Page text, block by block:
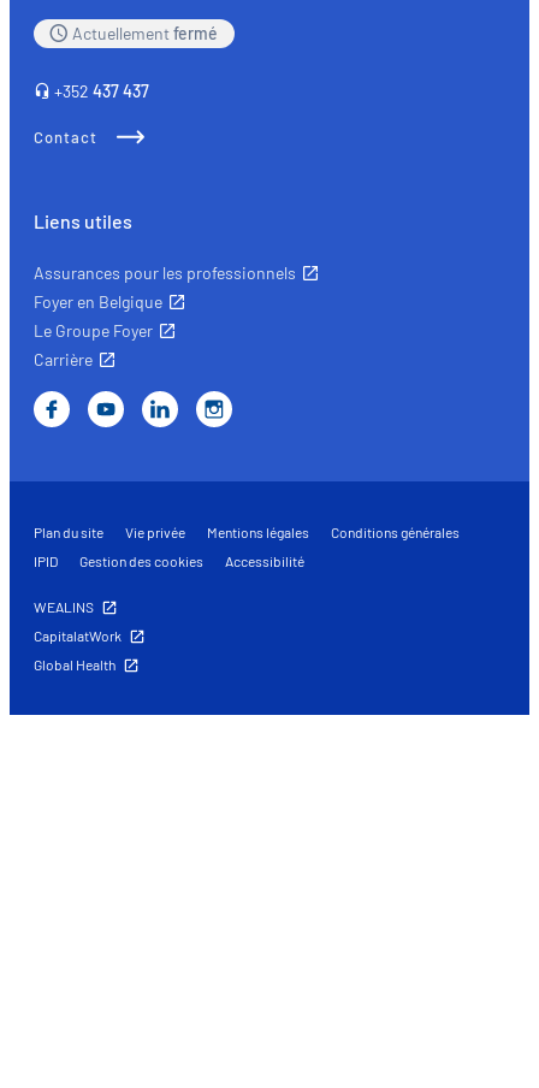
au
de
valeurs
Actuellementfermé
+352 437 437
Contact
Liens utiles
Assurances pour les professionnels
Foyer en Belgique
Le Groupe Foyer
Carrière
Plan du site Vie privée Mentions légales
Conditions générales
IPID
Gestion des cookies Accessibilité
WEALINS
CapitalatWork
Global Health